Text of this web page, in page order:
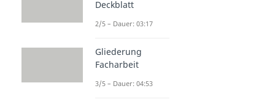
Deckblatt
2/5 – Dauer: 03:17
Gliederung
Facharbeit
3/5 – Dauer: 04:53